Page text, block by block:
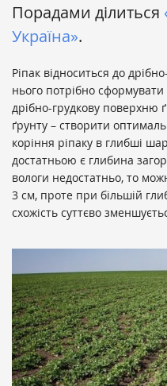
Порaдaми ділиться
Укрaїнa».
Ріпак відноситься до
нього потрібно
дрібно-грудкову поверхню
ґрунту – створити
коріння ріпаку в глибші
достатньою є глибина
вологи недостатньо, то
3 см, проте при більшій
схожість суттєво